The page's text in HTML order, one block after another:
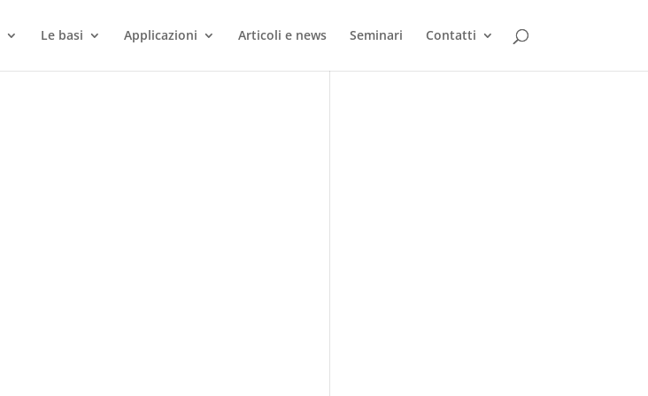
Le basi Applicazioni Articoli e news Seminari Contatti